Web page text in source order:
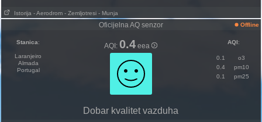
Istorija - Aerodrom - Zemljotresi - Munja
Oficijelna AQ senzor Offline
Stanica:
Laranjeiro
Almada
Portugal
AQI: 0.4 eea AQI:
0.1
o3
0.4
pm10
0.1
pm25
Dobar kvalitet vazduha